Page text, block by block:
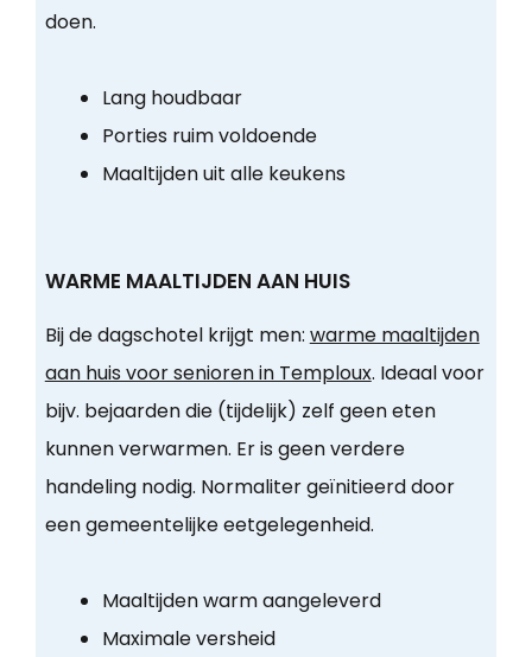
doen.
Lang houdbaar
Porties ruim voldoende
Maaltijden uit alle keukens
WARME MAALTIJDEN AAN HUIS
Bij de dagschotel krijgt men: warme maaltijden
aan huis voor senioren in Temploux. Ideaal voor
bijv. bejaarden die (tijdelijk) zelf geen eten
kunnen verwarmen. Er is geen verdere
handeling nodig. Normaliter geïnitieerd door
een gemeentelijke eetgelegenheid.
Maaltijden warm aangeleverd
Maximale versheid